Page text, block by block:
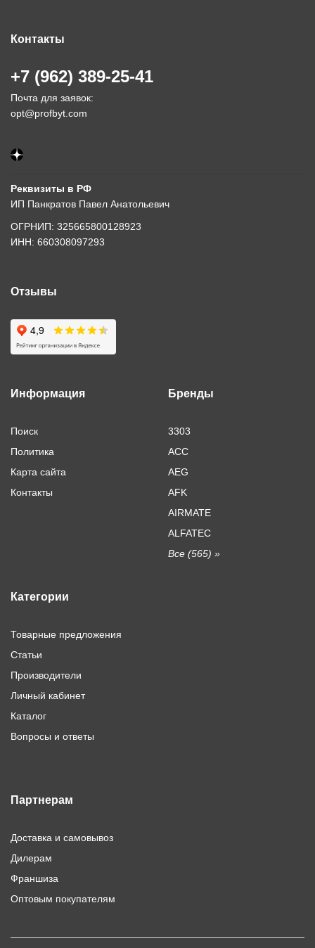
Контакты
+7 (962) 389-25-41
Почта для заявок:
opt@profbyt.com
Реквизиты в РФ
ИП Панкратов Павел Анатольевич
ОГРНИП: 325665800128923
ИНН: 660308097293
Отзывы
Информация
Поиск
Политика
Карта сайта
Контакты
Бренды
3303
ACC
AEG
AFK
AIRMATE
ALFATEC
Все (565) »
Категории
Товарные предложения
Статьи
Производители
Личный кабинет
Каталог
Вопросы и ответы
Партнерам
Доставка и самовывоз
Дилерам
Франшиза
Оптовым покупателям